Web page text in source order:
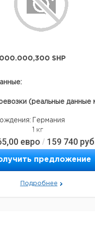
SHP
(реальные данные
Германия
1 кг
евро / 159 740
предложение
Подробнее